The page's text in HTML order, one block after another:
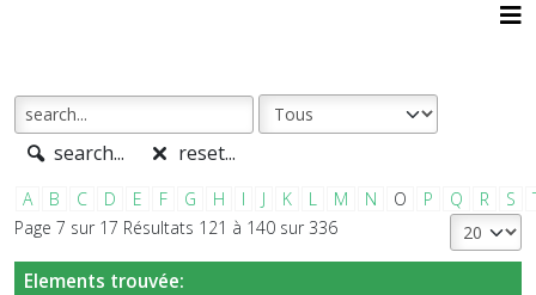
search... reset...
A B C D E F G H I J K L M N O P Q R S
Page 7 sur 17 Résultats 121 à 140 sur 336
Elements trouvée: